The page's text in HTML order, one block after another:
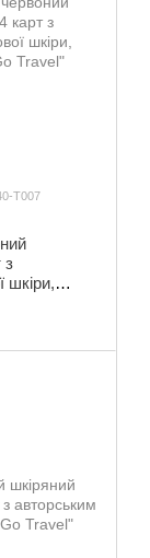
T007
з
шкіри,